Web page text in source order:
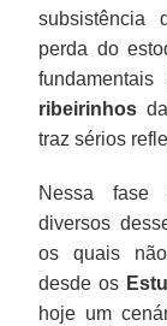
subsistência
perda do
ribeirinhos da
traz sérios
Nessa fase
diversos
os quais não
desde os
hoje um